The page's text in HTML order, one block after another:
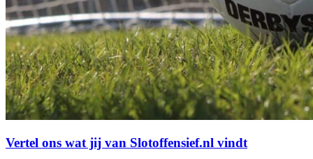
Vertel ons wat jij van Slotoffensief.nl vindt